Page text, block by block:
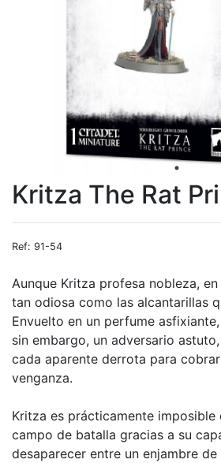
Kritza The Rat
Ref: 91-54
Aunque Kritza profesa nobleza,
tan odiosa como las alcantarillas
Envuelto en un perfume
sin embargo, un adversario
cada aparente derrota para
venganza.
Kritza es prácticamente imposible
campo de batalla gracias a su
desaparecer entre un enjambre de